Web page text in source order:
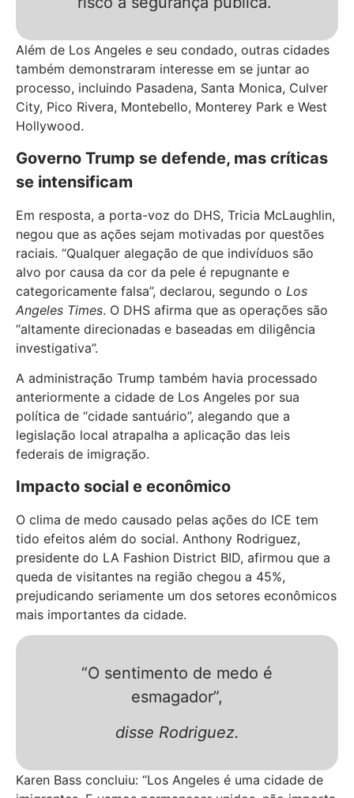
Além de Los Angeles e seu condado, outras cidades
também demonstraram interesse em se juntar ao
processo, incluindo Pasadena, Santa Monica, Culver
City, Pico Rivera, Montebello, Monterey Park e West
Hollywood.
Governo Trump se defende, mas críticas
se intensificam
Em resposta, a porta-voz do DHS, Tricia McLaughlin,
negou que as ações sejam motivadas por questões
raciais. “Qualquer alegação de que indivíduos são
alvo por causa da cor da pele é repugnante e
categoricamente falsa”, declarou, segundo o Los
Angeles Times. O DHS afirma que as operações são
“altamente direcionadas e baseadas em diligência
investigativa”.
A administração Trump também havia processado
anteriormente a cidade de Los Angeles por sua
política de “cidade santuário”, alegando que a
legislação local atrapalha a aplicação das leis
federais de imigração.
Impacto social e econômico
O clima de medo causado pelas ações do ICE tem
tido efeitos além do social. Anthony Rodriguez,
presidente do LA Fashion District BID, afirmou que a
queda de visitantes na região chegou a 45%,
prejudicando seriamente um dos setores econômicos
mais importantes da cidade.
“O sentimento de medo é
esmagador”,
disse Rodriguez.
Karen Bass concluiu: “Los Angeles é uma cidade de